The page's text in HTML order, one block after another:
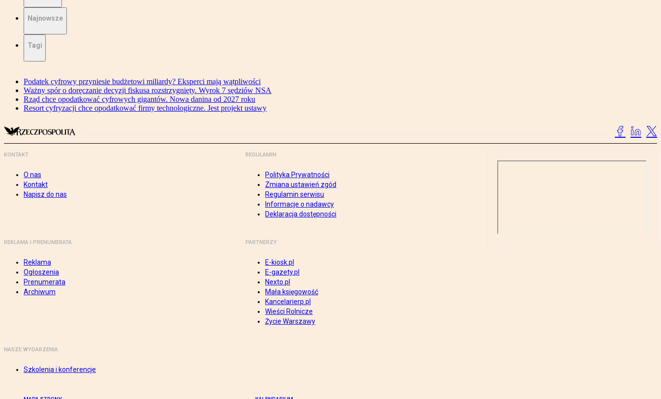
Najnowsze
Tagi
Podatek cyfrowy przyniesie budżetowi miliardy? Eksperci mają wątpliwości
Ważny spór o doręczanie decyzji fiskusa rozstrzygnięty. Wyrok 7 sędziów NSA
Rząd chce opodatkować cyfrowych gigantów. Nowa danina od 2027 roku
Resort cyfryzacji chce opodatkować firmy technologiczne. Jest projekt ustawy
KONTAKT
O nas
Kontakt
Napisz do nas
REGULAMIN
Polityka Prywatności
Zmiana ustawień zgód
Regulamin serwisu
Informacje o nadawcy
Deklaracja dostępności
REKLAMA I PRENUMERATA
Reklama
Ogłoszenia
Prenumerata
Archiwum
PARTNERZY
E-kiosk.pl
E-gazety.pl
Nexto.pl
Mała księgowość
Kancelarierp.pl
Wieści Rolnicze
Życie Warszawy
NASZE WYDARZENIA
Szkolenia i konferencje